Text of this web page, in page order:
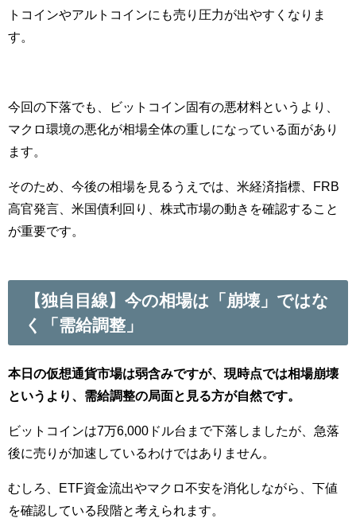
トコインやアルトコインにも売り圧力が出やすくなりま
す。
今回の下落でも、ビットコイン固有の悪材料というより、
マクロ環境の悪化が相場全体の重しになっている面があり
ます。
そのため、今後の相場を見るうえでは、米経済指標、FRB
高官発言、米国債利回り、株式市場の動きを確認すること
が重要です。
【独自目線】今の相場は「崩壊」ではな
く「需給調整」
本日の仮想通貨市場は弱含みですが、現時点では相場崩壊
というより、需給調整の局面と見る方が自然です。
ビットコインは7万6,000ドル台まで下落しましたが、急落
後に売りが加速しているわけではありません。
むしろ、ETF資金流出やマクロ不安を消化しながら、下値
を確認している段階と考えられます。